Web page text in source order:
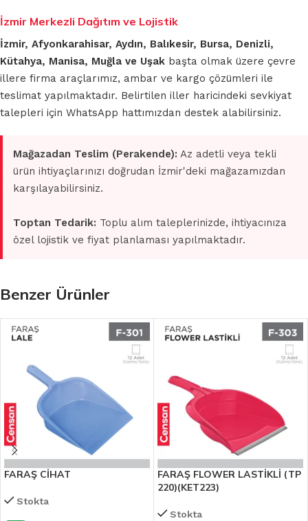
İzmir Merkezli Dağıtım ve Lojistik
İzmir, Afyonkarahisar, Aydın, Balıkesir, Bursa, Denizli,
Kütahya, Manisa, Muğla ve Uşak başta olmak üzere çevre
illere firma araçlarımız, ambar ve kargo çözümleri ile
teslimat yapılmaktadır. Belirtilen iller haricindeki sevkiyat
talepleri için WhatsApp hattımızdan destek alabilirsiniz.
Mağazadan Teslim (Perakende): Az adetli veya tekli
ürün ihtiyaçlarınızı doğrudan İzmir'deki mağazamızdan
karşılayabilirsiniz.
Toptan Tedarik: Toplu alım taleplerinizde, ihtiyacınıza
özel lojistik ve fiyat planlaması yapılmaktadır.
Benzer Ürünler
FARAŞ CİHAT
Stokta
FARAŞ FLOWER LASTİKLİ (TP
220)(KET223)
Stokta